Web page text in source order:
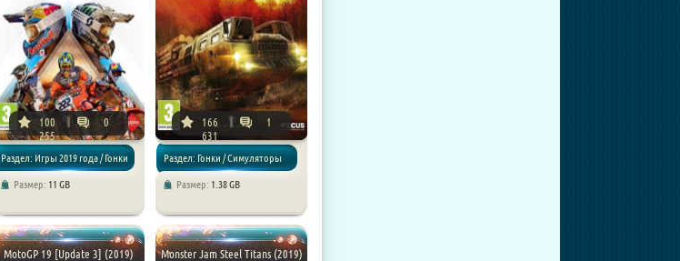
100
255
0
Раздел: Игры 2019 года / Гонки
Размер: 11 GB
166
631
1
Раздел: Гонки / Симуляторы
Размер: 1.38 GB
MotoGP 19 [Update 3] (2019)
Monster Jam Steel Titans (2019)